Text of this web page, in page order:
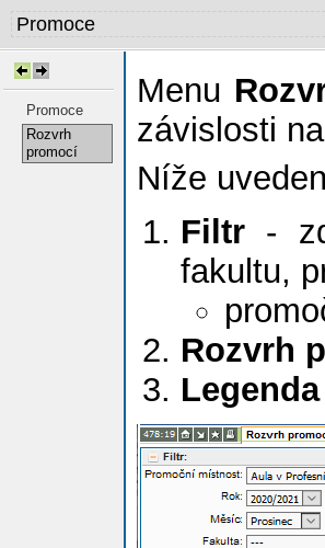
Promoce
Rozvrh
promocí
Menu
závislosti
Níže
Filtr -
fakultu,
Rozvrh